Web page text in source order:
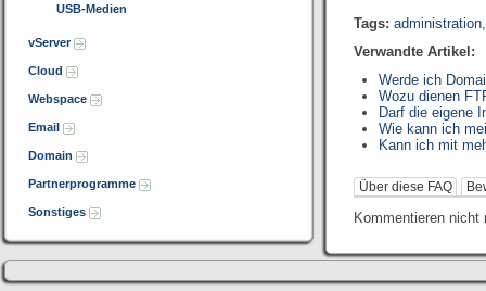
USB-Medien
vServer
Cloud
Webspace
Email
Domain
Partnerprogramme
Sonstiges
Tags: administration
Verwandte Artikel:
Werde ich
Wozu dienen
Darf die eigene
Wie kann ich
Kann ich mit
Über diese FAQ
Kommentieren nicht